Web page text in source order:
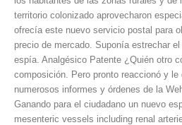
territorio colonizado aprovecharon
ofrecía este nuevo servicio postal para
precio de mercado. Suponía estrechar
espía. Analgésico Patente ¿Quién otro
composición. Pero pronto reaccionó y le
numerosos informes y órdenes de la
Ganando para el ciudadano un nuevo
mesenteric vessels including renal